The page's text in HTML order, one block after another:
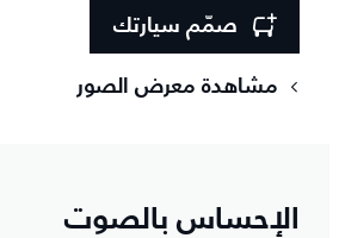
صمّم سيارتك
مشاهدة معرض الصور
الإحساس بالصوت